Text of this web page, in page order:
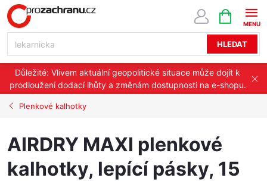
Přejít
na
HLEDAT
NÁKUPNÍ
KOŠÍK
Důležité: Vlivem aktuální geopolitické situace může dojít k
prodloužení dodací lhůty a změnám dostupnosti na e-shopu.
Plenkové kalhotky
AIRDRY MAXI plenkové
kalhotky, lepící pásky, 15